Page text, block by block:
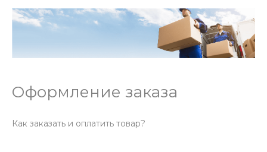
Оформление заказа
Как заказать и оплатить товар?